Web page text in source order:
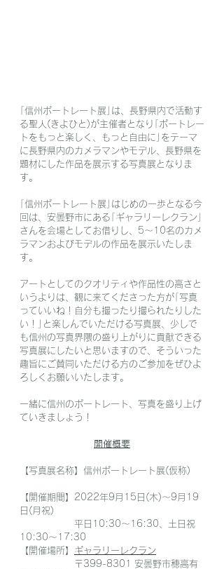
｢信州ポートレート展｣は、長野県内で活動す
る聖人(きよひと)が主催者となり｢ポートレー
トをもっと楽しく、もっと自由に｣をテーマ
に長野県内のカメラマンやモデル、長野県を
題材にした作品を展示する写真展となりま
す。
｢信州ポートレート展｣はじめの一歩となる今
回は、安曇野市にある｢ギャラリーレクラン｣
さんを会場としてお借りし、5～10名のカメ
ラマンおよびモデルの作品を展示いたしま
す。
アートとしてのクオリティや作品性の高さと
いうよりは、観に来てくださった方が｢写真
っていいね！自分も撮ったり撮られたりした
い！｣と楽しんでいただける写真展、少しで
も信州の写真界隈の盛り上がりに貢献できる
写真展にしたいと思いますので、そういった
趣旨にご賛同いただける方のご参加をぜひよ
ろしくお願いいたします。
一緒に信州のポートレート、写真を盛り上げ
ていきましょう！
開催概要
【写真展名称】信州ポートレート展(仮称)
【開催期間】2022年9月15日(木)～9月19
日(月祝)
平日10:30～16:30、土日祝
10:30～17:30
【開催場所】 ギャラリーレクラン
〒399-8301 安曇野市穂高有